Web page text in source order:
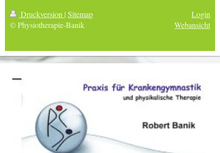
Druckversion | Sitemap
© Physiotherapie-Banik
Login
Webansicht